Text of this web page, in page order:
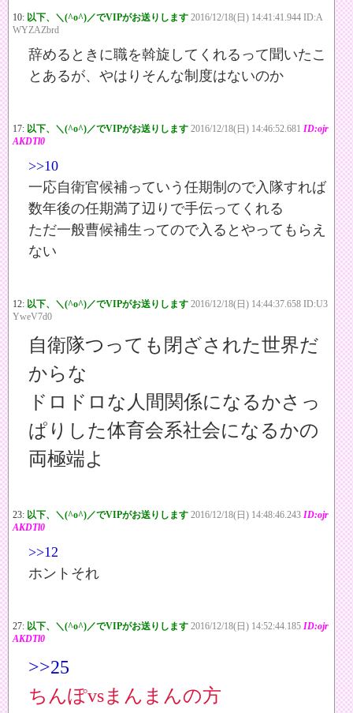
10: 以下、＼(^o^)／でVIPがお送りします 2016/12/18(日) 14:41:41.944 ID:A
WYZAZbrd
辞めるときに職を斡旋してくれるって聞いたこ
とあるが、やはりそんな制度はないのか
17: 以下、＼(^o^)／でVIPがお送りします 2016/12/18(日) 14:46:52.681 ID:ojr
AKDTl0
>>10
一応自衛官候補っていう任期制ので入隊すれば
数年後の任期満了辺りで手伝ってくれる
ただ一般曹候補生ってので入るとやってもらえ
ない
12: 以下、＼(^o^)／でVIPがお送りします 2016/12/18(日) 14:44:37.658 ID:U3
YweV7d0
自衛隊つっても閉ざされた世界だ
からな
ドロドロな人間関係になるかさっ
ぱりした体育会系社会になるかの
両極端よ
23: 以下、＼(^o^)／でVIPがお送りします 2016/12/18(日) 14:48:46.243 ID:ojr
AKDTl0
>>12
ホントそれ
27: 以下、＼(^o^)／でVIPがお送りします 2016/12/18(日) 14:52:44.185 ID:ojr
AKDTl0
>>25
ちんぽvsまんまんの方